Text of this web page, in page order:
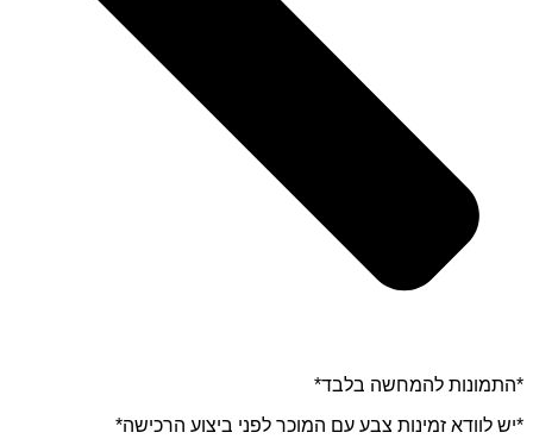
*התמונות להמחשה בלבד*
*יש לוודא זמינות צבע עם המוכר לפני ביצוע הרכישה*